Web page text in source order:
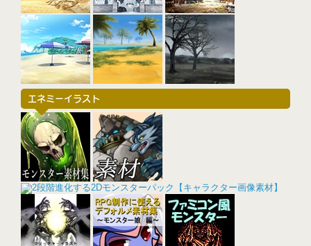
エネミーイラスト